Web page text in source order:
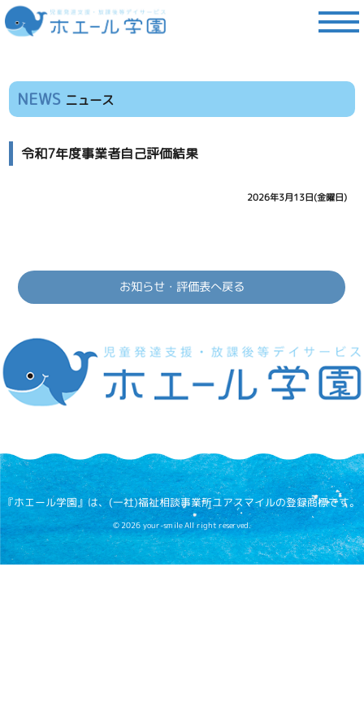
NEWS ニュース
令和7年度事業者自己評価結果
2026年3月13日(金曜日)
お知らせ・評価表へ戻る
『ホエール学園』は、(一社)福祉相談事業所ユアスマイルの登録商標です。
© 2026 your-smile All right reserved.